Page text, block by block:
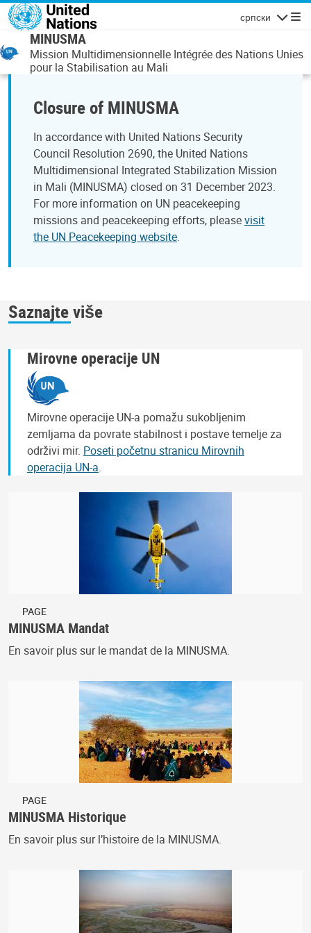
Skip to main content
српски
MINUSMA
Mission Multidimensionnelle Intégrée des Nations Unies
pour la Stabilisation au Mali
Closure of MINUSMA
In accordance with United Nations Security
Council Resolution 2690, the United Nations
Multidimensional Integrated Stabilization Mission
in Mali (MINUSMA) closed on 31 December 2023.
For more information on UN peacekeeping
missions and peacekeeping efforts, pleasevisit
the UN Peacekeeping website.
Saznajte više
Mirovne operacije UN
Mirovne operacije UN-a pomažu sukobljenim
zemljama da povrate stabilnost i postave temelje za
održivi mir. Poseti početnu stranicu Mirovnih
operacija UN-a.
PAGE
MINUSMA Mandat
En savoir plus sur le mandat de la MINUSMA.
PAGE
MINUSMA Historique
En savoir plus sur l’histoire de la MINUSMA.